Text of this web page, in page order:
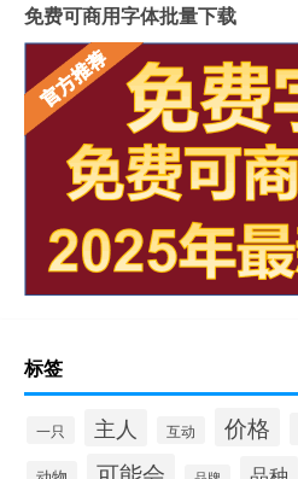
免费可商用字体批量下载
标签
一只 主人 互动 价格